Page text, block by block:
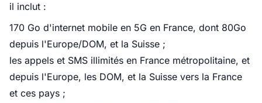
il inclut :
170 Go d'internet mobile en 5G en France, dont 80Go
depuis l'Europe/DOM, et la Suisse ;
les appels et SMS illimités en France métropolitaine, et
depuis l'Europe, les DOM, et la Suisse vers la France
et ces pays ;